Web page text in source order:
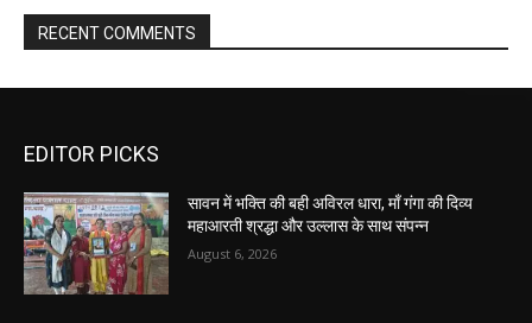
RECENT COMMENTS
EDITOR PICKS
सावन में भक्ति की बही अविरल धारा, माँ गंगा की दिव्य
महाआरती श्रद्धा और उल्लास के साथ संपन्न
August 6, 2026